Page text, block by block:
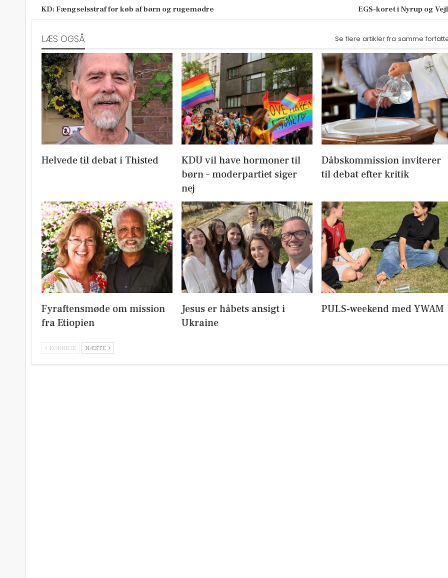
KD: Fængselsstraf for køb af børn og rugemødre EGS-koret i Nyrup og
LÆS OGSÅ Se flere artikler fra samme
Helvede til debat i Thisted
KDU vil have hormoner til
børn – moderpartiet siger
nej
Dåbskommission inviterer
til debat efter kritik
Fyraftensmøde om mission
fra Etiopien
Jesus er håbets ansigt i
Ukraine
PULS-weekend med YWAM
FORRIGE NÆSTE